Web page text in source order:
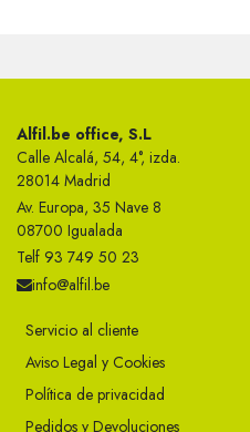
Alfil.be office, S.L
Calle Alcalá, 54, 4°, izda.
28014 Madrid
Av. Europa, 35 Nave 8
08700 Igualada
Telf 93 749 50 23
info@alfil.be
Servicio al cliente
Aviso Legal y Cookies
Política de privacidad
Pedidos y Devoluciones